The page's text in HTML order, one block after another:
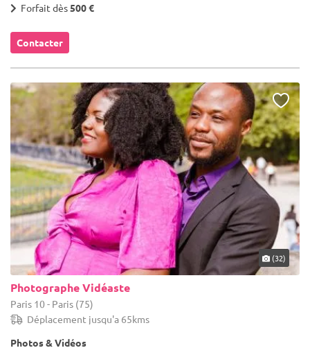
Forfait dès500 €
Contacter
(32)
Photographe Vidéaste
Paris 10 - Paris (75)
Déplacement jusqu'a 65kms
Photos & Vidéos